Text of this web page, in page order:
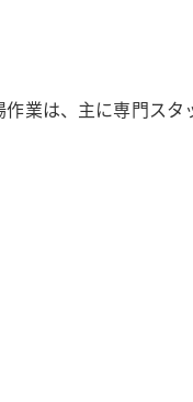
業は、主に専門スタ